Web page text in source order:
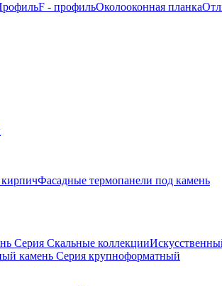
F - профильОколооконная планка
Фасадные термопанели под камень
Серия Скальные коллекции
камень Серия крупноформатный